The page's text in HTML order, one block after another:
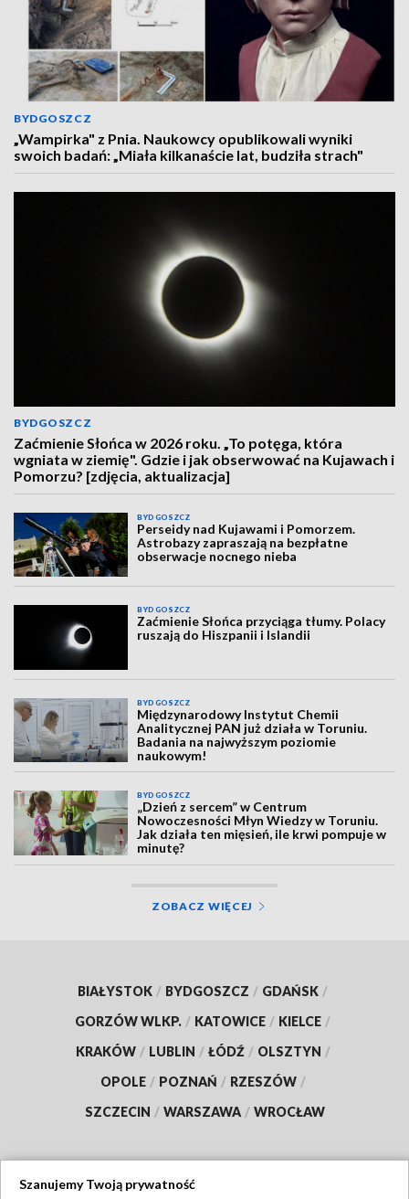
BYDGOSZCZ
„Wampirka" z Pnia. Naukowcy opublikowali wyniki
swoich badań: „Miała kilkanaście lat, budziła strach"
BYDGOSZCZ
Zaćmienie Słońca w 2026 roku. „To potęga, która
wgniata w ziemię". Gdzie i jak obserwować na Kujawach i
Pomorzu? [zdjęcia, aktualizacja]
BYDGOSZCZ
Perseidy nad Kujawami i Pomorzem.
Astrobazy zapraszają na bezpłatne
obserwacje nocnego nieba
BYDGOSZCZ
Zaćmienie Słońca przyciąga tłumy. Polacy
ruszają do Hiszpanii i Islandii
BYDGOSZCZ
Międzynarodowy Instytut Chemii
Analitycznej PAN już działa w Toruniu.
Badania na najwyższym poziomie
naukowym!
BYDGOSZCZ
„Dzień z sercem” w Centrum
Nowoczesności Młyn Wiedzy w Toruniu.
Jak działa ten mięsień, ile krwi pompuje w
minutę?
ZOBACZ WIĘCEJ
BIAŁYSTOK / BYDGOSZCZ / GDAŃSK /
GORZÓW WLKP. / KATOWICE / KIELCE /
KRAKÓW / LUBLIN / ŁÓDŹ / OLSZTYN /
OPOLE / POZNAŃ / RZESZÓW /
SZCZECIN / WARSZAWA / WROCŁAW
Szanujemy Twoją prywatność